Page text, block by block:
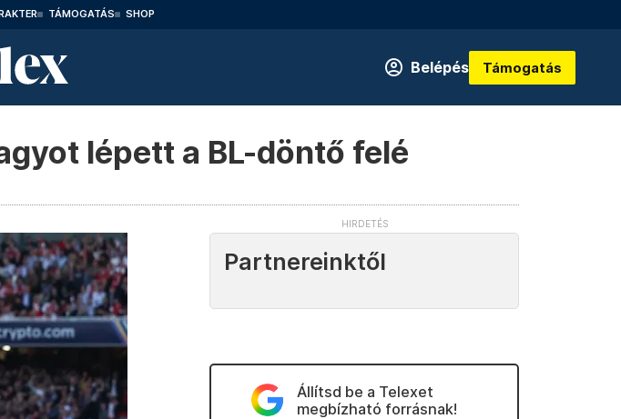
TÁMOGATÁS SHOP
Belépés Támogatás
lépett a BL-döntő felé
Partnereinktől
Állítsd be a Telexet
megbízható forrásnak!